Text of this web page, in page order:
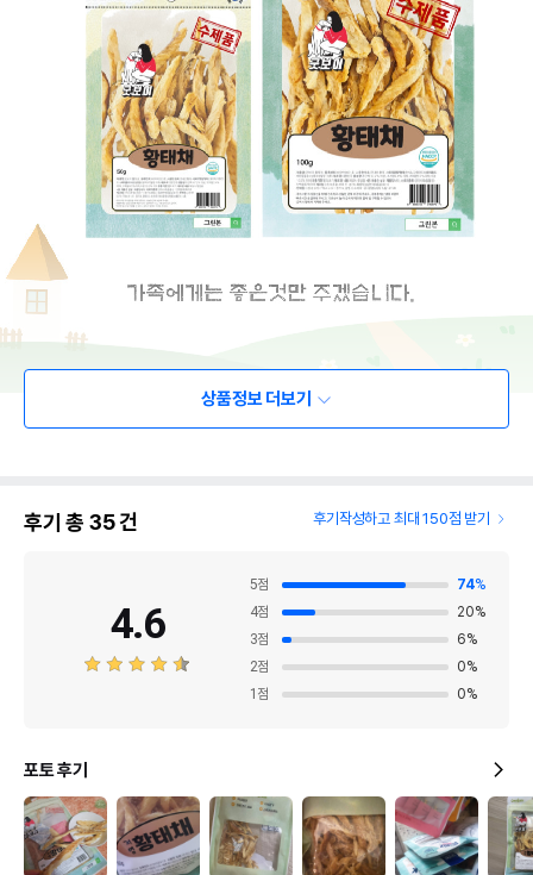
상품정보 더보기
후기 총 35건 후기작성하고 최대 150점 받기
4.6
5점 74%
4점 20%
3점 6%
2점 0%
1 점 0%
포토 후기